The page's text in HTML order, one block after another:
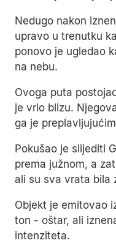
Nedugo nakon
upravo u trenutku
ponovo je ugledao
na nebu.
Ovoga puta
je vrlo blizu.
ga je
Pokušao je slijediti
prema južnom, a
ali su sva vrata bila
Objekt je emitovao
ton - oštar, ali
intenziteta.